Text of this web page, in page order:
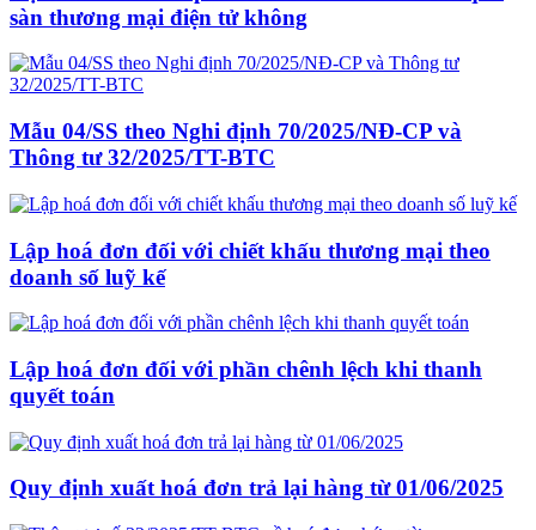
sàn thương mại điện tử không
Mẫu 04/SS theo Nghi định 70/2025/NĐ-CP và
Thông tư 32/2025/TT-BTC
Lập hoá đơn đối với chiết khấu thương mại theo
doanh số luỹ kế
Lập hoá đơn đối với phần chênh lệch khi thanh
quyết toán
Quy định xuất hoá đơn trả lại hàng từ 01/06/2025